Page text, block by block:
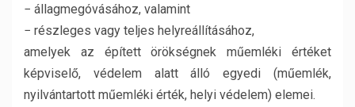
− állagmegóvásához, valamint
− részleges vagy teljes helyreállításához,
amelyek az épített örökségnek műemléki értéket
képviselő, védelem alatt álló egyedi (műemlék,
nyilvántartott műemléki érték, helyi védelem) elemei.